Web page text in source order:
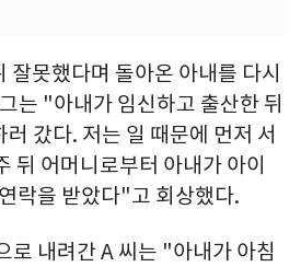
잘못했다며 돌아온 아내를 다시
는 "아내가 임신하고 출산한 뒤
갔다. 저는 일 때문에 먼저 서
뒤 어머니로부터 아내가 아이
락을 받았다"고 회상했다.
로 내려간 A 씨는 "아내가 아침